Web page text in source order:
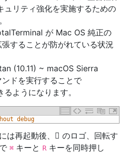
ュリティ強化を実施するための
が Mac OS 純正の
することが防がれている状況
(10.11) ~ macOS Sierra
ドを実行することで
ようになります。
debug
は再起動後、 のロゴ、回転す
⌘ キーと Rキーを同時押し